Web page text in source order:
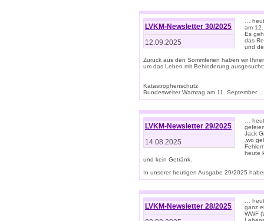
LVKM-Newsletter 30/2025
12.09.2025
…
am
Es
das
und
Zurück aus den Sommferien haben wir
um das Leben mit Behinderung ausgesucht:
Katastrophenschutz
Bundesweiter Warntag am 11. September
LVKM-Newsletter 29/2025
14.08.2025
…
Jack
„wo
heute
und kein Getränk.
In unserer heutigen Ausgabe 29/2025
LVKM-Newsletter 28/2025
…
ganz
WWF